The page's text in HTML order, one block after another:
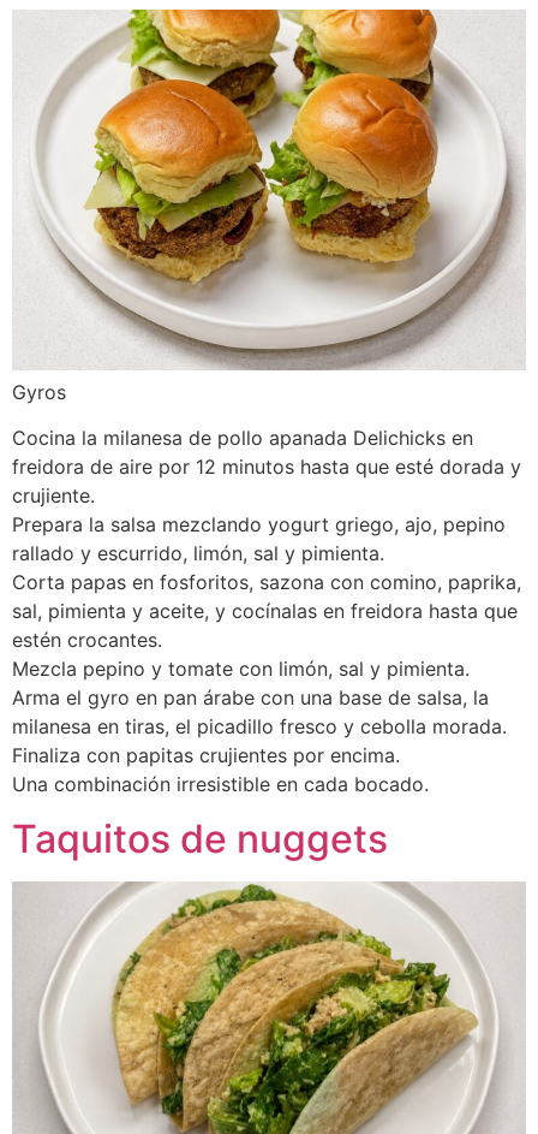
Gyros
Cocina la milanesa de pollo apanada Delichicks en
freidora de aire por 12 minutos hasta que esté dorada y
crujiente.
Prepara la salsa mezclando yogurt griego, ajo, pepino
rallado y escurrido, limón, sal y pimienta.
Corta papas en fosforitos, sazona con comino, paprika,
sal, pimienta y aceite, y cocínalas en freidora hasta que
estén crocantes.
Mezcla pepino y tomate con limón, sal y pimienta.
Arma el gyro en pan árabe con una base de salsa, la
milanesa en tiras, el picadillo fresco y cebolla morada.
Finaliza con papitas crujientes por encima.
Una combinación irresistible en cada bocado.
Taquitos de nuggets